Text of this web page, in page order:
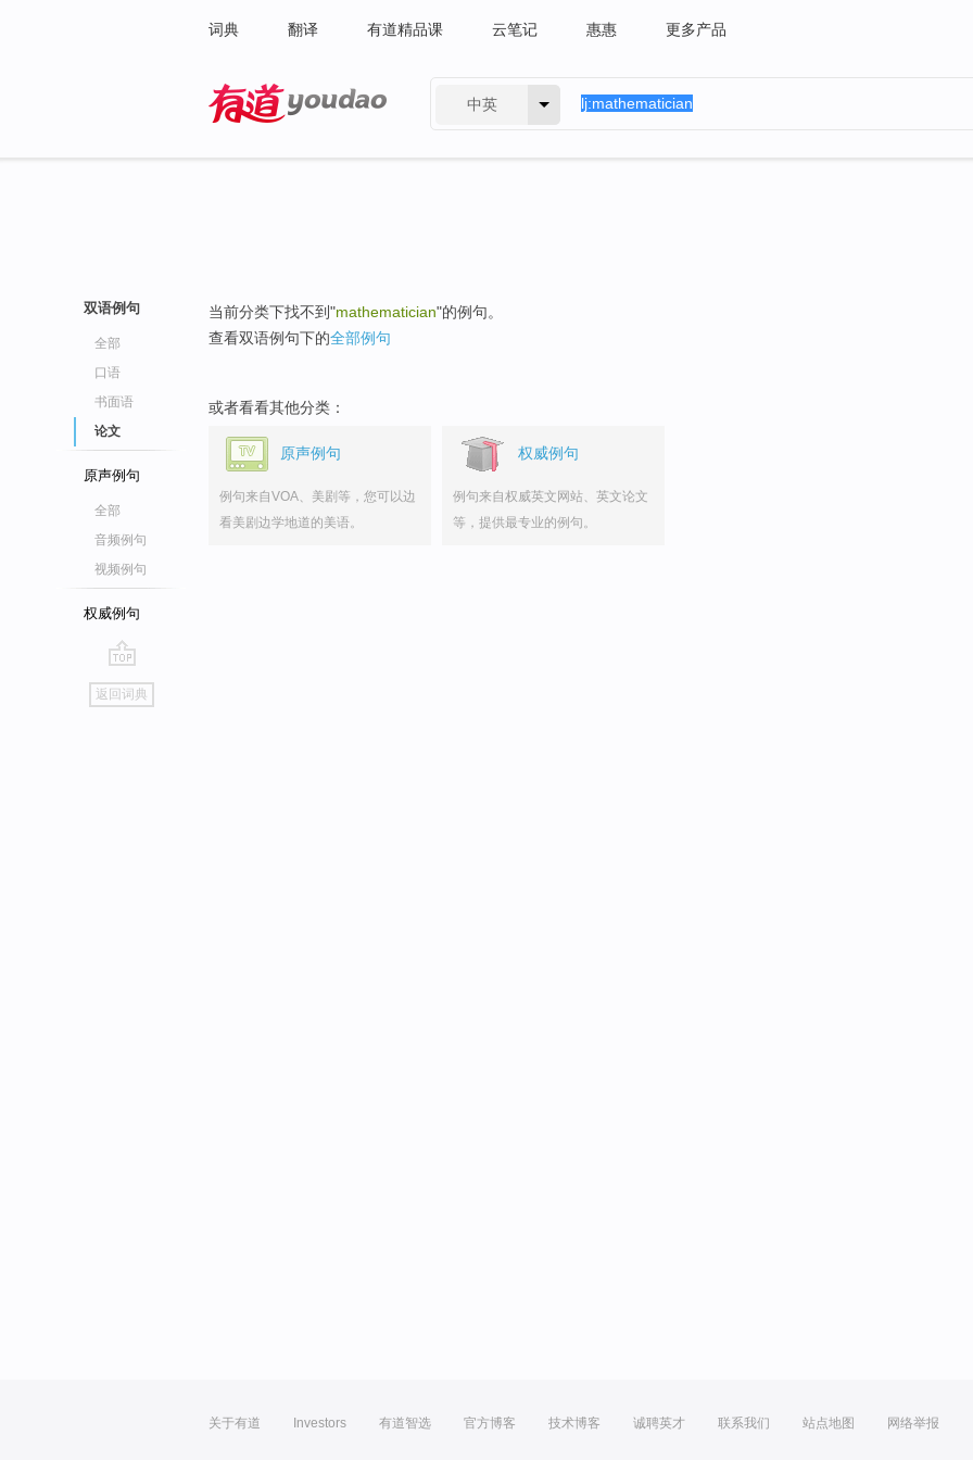
词典 翻译 有道精品课 云笔记 惠惠 更多产品
中英
双语例句
全部
口语
书面语
论文
原声例句
全部
音频例句
视频例句
权威例句
go
top
返回词典
当前分类下找不到"mathematician"的例句。
查看双语例句下的全部例句
或者看看其他分类：
原声例句
例句来自VOA、美剧等，您可以边
看美剧边学地道的美语。
权威例句
例句来自权威英文网站、英文论文
等，提供最专业的例句。
关于有道 Investors 有道智选 官方博客 技术博客 诚聘英才 联系我们 站点地图 网络举报